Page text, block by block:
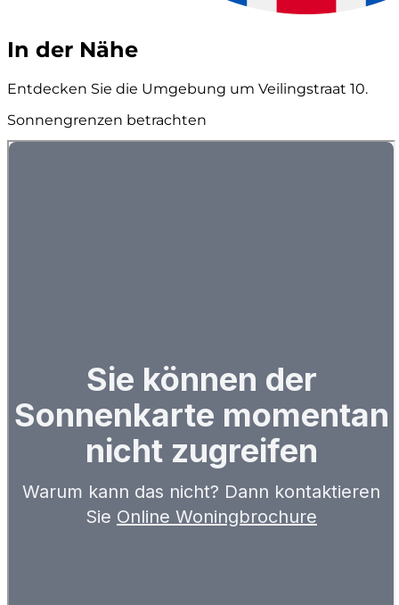
In der Nähe
Entdecken Sie die Umgebung um Veilingstraat 10.
Sonnengrenzen betrachten